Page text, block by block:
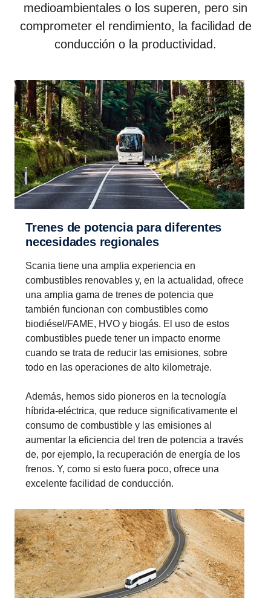
medioambientales o los superen, pero sin
comprometer el rendimiento, la facilidad de
conducción o la productividad.
Trenes de potencia para diferentes
necesidades regionales
Scania tiene una amplia experiencia en
combustibles renovables y, en la actualidad, ofrece
una amplia gama de trenes de potencia que
también funcionan con combustibles como
biodiésel/FAME, HVO y biogás. El uso de estos
combustibles puede tener un impacto enorme
cuando se trata de reducir las emisiones, sobre
todo en las operaciones de alto kilometraje.
Además, hemos sido pioneros en la tecnología
híbrida-eléctrica, que reduce significativamente el
consumo de combustible y las emisiones al
aumentar la eficiencia del tren de potencia a través
de, por ejemplo, la recuperación de energía de los
frenos. Y, como si esto fuera poco, ofrece una
excelente facilidad de conducción.